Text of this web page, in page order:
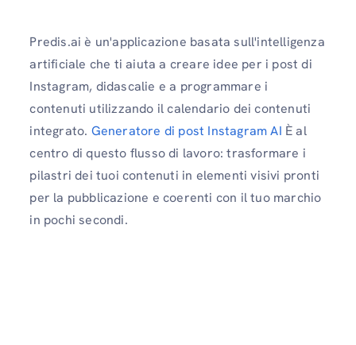
Predis.ai è un'applicazione basata sull'intelligenza
artificiale che ti aiuta a creare idee per i post di
Instagram, didascalie e a programmare i
contenuti utilizzando il calendario dei contenuti
integrato. Generatore di post Instagram AI È al
centro di questo flusso di lavoro: trasformare i
pilastri dei tuoi contenuti in elementi visivi pronti
per la pubblicazione e coerenti con il tuo marchio
in pochi secondi.